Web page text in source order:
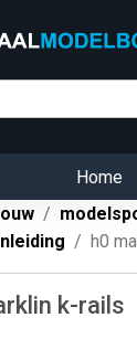
Home
h0
k-rails